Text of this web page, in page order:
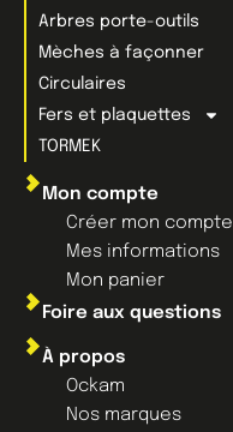
À propos
Ockam
Nos marques
Arbres porte-outils
Mèches à façonner
Circulaires
Fers et plaquettes
TORMEK
Mon compte
Créer mon compte
Mes informations
Mon panier
Foire aux questions